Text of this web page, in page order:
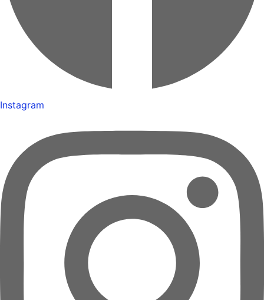
Instagram